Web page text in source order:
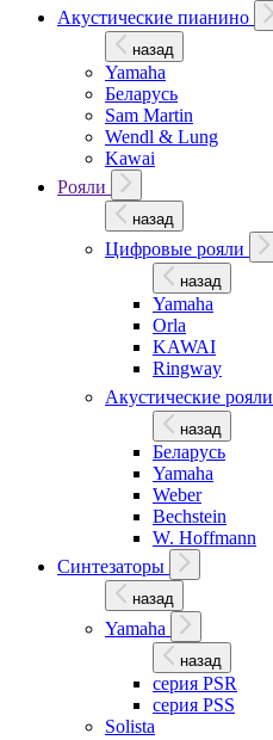
Акустические пианино
назад
Yamaha
Беларусь
Sam Martin
Wendl & Lung
Kawai
Рояли
назад
Цифровые рояли
назад
Yamaha
Orla
KAWAI
Ringway
Акустические рояли
назад
Беларусь
Yamaha
Weber
Bechstein
W. Hoffmann
Синтезаторы
назад
Yamaha
назад
серия PSR
серия PSS
Solista